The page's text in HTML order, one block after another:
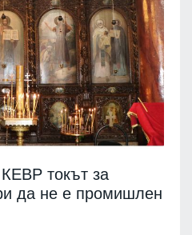
токът за
да не е промишлен